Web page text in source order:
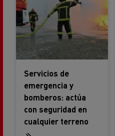
Servicios de
bomberos: actúa
con seguridad en
cualquier terreno